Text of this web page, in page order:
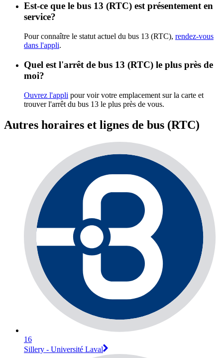
Est-ce que le bus 13 (RTC) est présentement en
service?
Pour connaître le statut actuel du bus 13 (RTC), rendez-vous
dans l'appli.
Quel est l'arrêt de bus 13 (RTC) le plus près de
moi?
Ouvrez l'appli pour voir votre emplacement sur la carte et
trouver l'arrêt du bus 13 le plus près de vous.
Autres horaires et lignes de bus (RTC)
16
Sillery - Université Laval